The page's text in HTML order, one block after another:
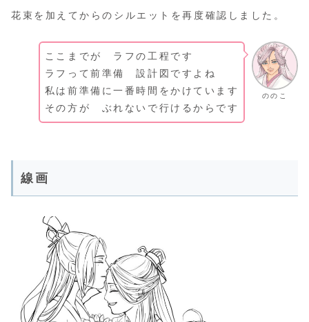
花束を加えてからのシルエットを再度確認しました。
ののこ
ここまでが ラフの工程です
ラフって前準備 設計図ですよね
私は前準備に一番時間をかけています
その方が ぶれないで行けるからです
線画